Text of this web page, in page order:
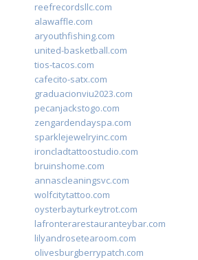
reefrecordsllc.com
alawaffle.com
aryouthfishing.com
united-basketball.com
tios-tacos.com
cafecito-satx.com
graduacionviu2023.com
pecanjackstogo.com
zengardendayspa.com
sparklejewelryinc.com
ironcladtattoostudio.com
bruinshome.com
annascleaningsvc.com
wolfcitytattoo.com
oysterbayturkeytrot.com
lafronterarestauranteybar.com
lilyandrosetearoom.com
olivesburgberrypatch.com